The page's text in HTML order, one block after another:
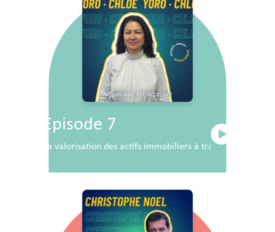
Episode 7
La valorisation des actifs immobiliers à travers la RSE